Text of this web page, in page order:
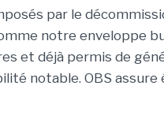
par le
notre enveloppe
et déjà permis de
notable. OBS